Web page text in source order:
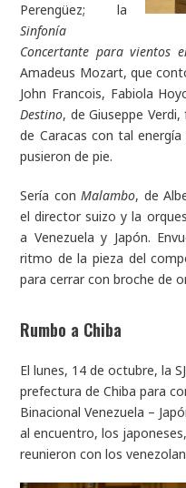
Perengüez; la
Sinfonía
Concertante para vientos
Amadeus Mozart, que
John Francois, Fabiola
Destino, de Giuseppe
de Caracas con tal
pusieron de pie.
Sería conMalambo, de
el director suizo y la
a Venezuela y Japón.
ritmo de la pieza del
para cerrar con broche de
Rumbo a Chiba
El lunes, 14 de octubre, la
prefectura de Chiba para
Binacional Venezuela –
al encuentro, los
reunieron con los